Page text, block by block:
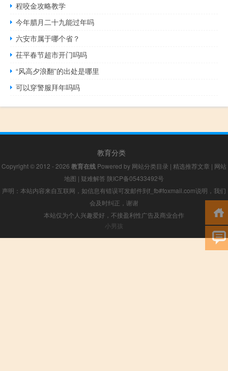
程咬金攻略教学
今年腊月二十九能过年吗
六安市属于哪个省？
茌平春节超市开门吗吗
“风高夕浪翻”的出处是哪里
可以穿警服拜年吗吗
教育分类
Copyright © 2012 - 2026 教育在线 Powered by 网站分类目录 | 精选推荐文章 | 网站
地图 | 疑难解答 陕ICP备05433492号
声明：本站内容来自互联网，如信息有错误可发邮件到f_fb#foxmail.com说明，我们
会及时纠正，谢谢
本站仅为个人兴趣爱好，不接盈利性广告及商业合作
小男孩